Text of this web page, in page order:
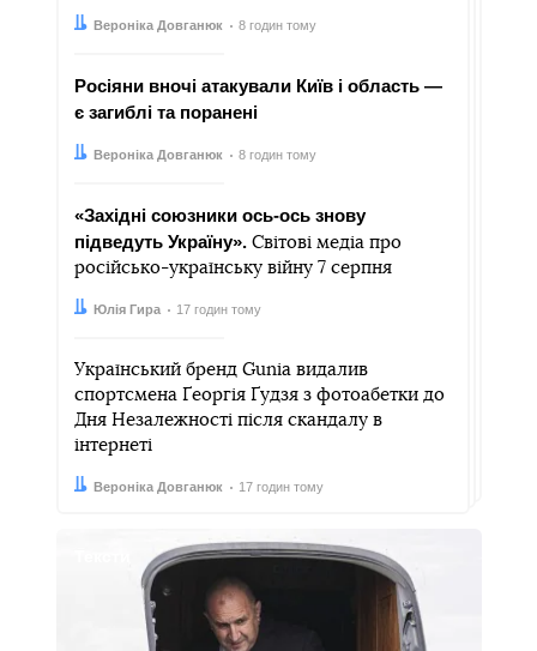
Автор:
Вероніка Довганюк
Дата: 8 годин тому
Росіяни вночі атакували Київ і область —
є загиблі та поранені
Автор:
Вероніка Довганюк
Дата: 8 годин тому
«Західні союзники ось-ось знову
підведуть Україну». Світові медіа про
російсько-українську війну 7 серпня
Автор:
Юлія Гира
Дата: 17 годин тому
Український бренд Gunia видалив
спортсмена Ґеоргія Ґудзя з фотоабетки до
Дня Незалежності після скандалу в
інтернеті
Автор:
Вероніка Довганюк
Дата: 17 годин тому